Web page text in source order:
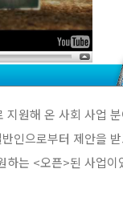
원해 온 사회 사업
인으로부터 제안을
는 <오픈>된 사업이